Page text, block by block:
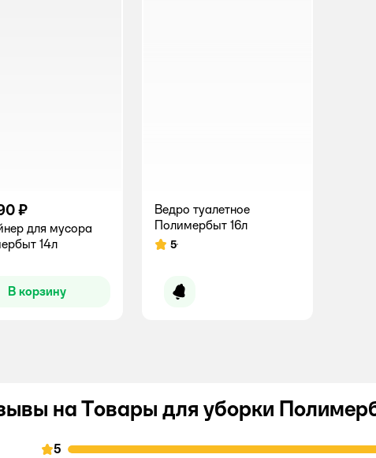
₽
для мусора
14л
В корзину
Ведро туалетное
Полимербыт 16л
Рейтинг:
5
Уведомить о появлении
на Товары для уборки
5